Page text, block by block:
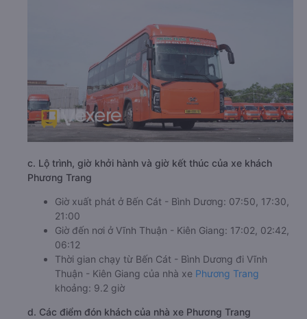
c. Lộ trình, giờ khởi hành và giờ kết thúc của xe khách
Phương Trang
Giờ xuất phát ở Bến Cát - Bình Dương: 07:50, 17:30,
21:00
Giờ đến nơi ở Vĩnh Thuận - Kiên Giang: 17:02, 02:42,
06:12
Thời gian chạy từ Bến Cát - Bình Dương đi Vĩnh
Thuận - Kiên Giang của nhà xe Phương Trang
khoảng: 9.2 giờ
d. Các điểm đón khách của nhà xe Phương Trang